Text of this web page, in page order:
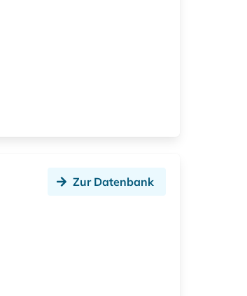
Zur Datenbank